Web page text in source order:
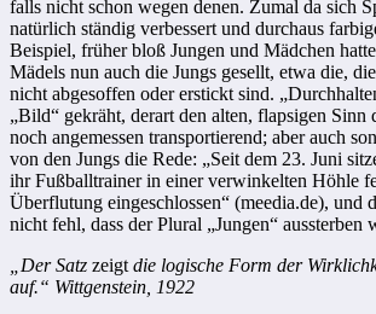
falls nicht schon wegen denen. Zumal da sich
natürlich ständig verbessert und durchaus
Beispiel, früher bloß Jungen und Mädchen
Mädels nun auch die Jungs gesellt, etwa die,
nicht abgesoffen oder erstickt sind.
„Bild“ gekräht, derart den alten, flapsigen Sinn
noch angemessen transportierend; aber auch
von den Jungs die Rede: „Seit dem 23. Juni
ihr Fußballtrainer in einer verwinkelten Höhle
Überflutung eingeschlossen“ (meedia.de), und
nicht fehl, dass der Plural „Jungen“ aussterben
Der Satz zeigt die logische Form der
auf.“ Wittgenstein, 1922